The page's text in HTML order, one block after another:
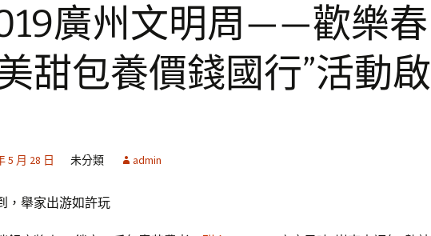
廣州文明周——歡樂春
甜包養價錢國行”活動啟
5 月 28 日 未分類 admin
，舉家出游如許玩